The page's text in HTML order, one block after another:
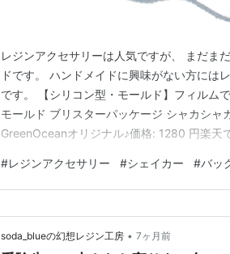
レジンアクセサリーは人気ですが、 まだま
ドです。 ハンドメイドに興味がない方には
です。 【シリコン型・モールド】フィルム
モールド ブリスターパッケージ シャカシ
GreenOceanオリジナル♪価格: 1280 円楽
中でもシェイカー人気は、 今やバッグチャ
#レジンアクセサリー #シェイカー #バッ
soda_blueの幻想レジン工房 • 7ヶ月前